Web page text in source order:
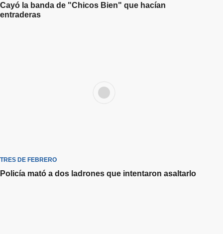
Cayó la banda de "Chicos Bien" que hacían
entraderas
TRES DE FEBRERO
Policía mató a dos ladrones que intentaron asaltarlo